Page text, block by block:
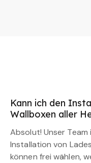
Kann ich den
Wallboxen aller
Absolut! Unser
Installation von
können frei wählen,